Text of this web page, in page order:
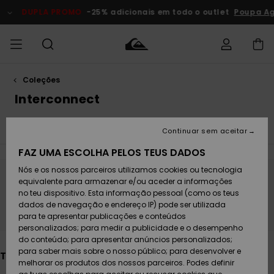
da
produtos
PROMO -25% adicionais em todo o outlet Poupa Agora
HOMEM
Calçado e
chinelos
Surfe/água
Snow
MENINO
Calçado e
chinelos
Surfe/água
Neve
MULHER
chegados
Highlights
Snow
SURF
Crianças
Highlights
Community
SNOW
Artigos
Criança
Snow Shop
Feminino
Highlights
DUPLA
PROMO
Criança
Outlet
Mulher
Devoluções
Pagamento
Cartão
presente
Quiksilver
Coleções
Interconnect
Young Guns Faherty x
Fica atento/a, os produtos voltam em
breve
Também poderás gostar
FAZ UMA ESCOLHA PELOS TEUS DADOS
Nós e os nossos parceiros utilizamos cookies ou tecnologia
equivalente para armazenar e/ou aceder a informações
no teu dispositivo. Esta informação pessoal (como os teus
dados de navegação e endereço IP) pode ser utilizada
para te apresentar publicações e conteúdos
personalizados; para medir a publicidade e o desempenho
do conteúdo; para apresentar anúncios personalizados;
para saber mais sobre o nosso público; para desenvolver e
melhorar os produtos dos nossos parceiros. Podes definir
Continuar sem aceitar